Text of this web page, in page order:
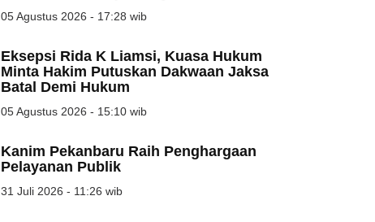
05 Agustus 2026 - 17:28 wib
Eksepsi Rida K Liamsi, Kuasa Hukum
Minta Hakim Putuskan Dakwaan Jaksa
Batal Demi Hukum
05 Agustus 2026 - 15:10 wib
Kanim Pekanbaru Raih Penghargaan
Pelayanan Publik
31 Juli 2026 - 11:26 wib